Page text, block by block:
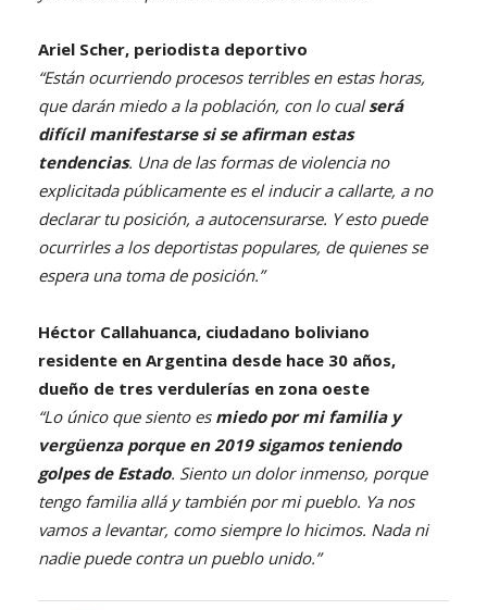
Ariel Scher, periodista deportivo
“Están ocurriendo procesos terribles en estas horas,
que darán miedo a la población, con lo cualserá
difícil manifestarse si se afirman estas
tendencias. Una de las formas de violencia no
explicitada públicamente es el inducir a callarte, a no
declarar tu posición, a autocensurarse. Y esto puede
ocurrirles a los deportistas populares, de quienes se
espera una toma de posición.”
Héctor Callahuanca, ciudadano boliviano
residente en Argentina desde hace 30 años,
dueño de tres verdulerías en zona oeste
“Lo único que siento es miedo por mi familia y
vergüenza porque en 2019 sigamos teniendo
golpes de Estado. Siento un dolor inmenso, porque
tengo familia allá y también por mi pueblo. Ya nos
vamos a levantar, como siempre lo hicimos. Nada ni
nadie puede contra un pueblo unido.”